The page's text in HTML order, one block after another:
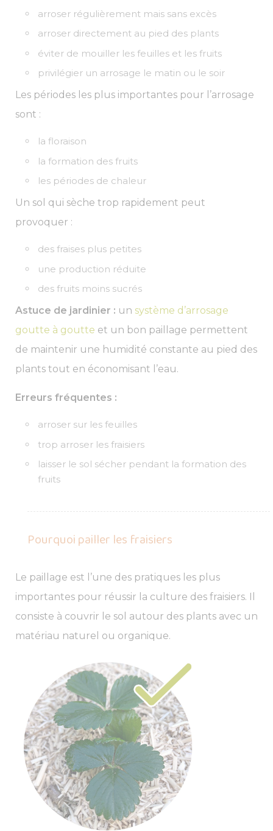
arroser régulièrement mais sans excès
arroser directement au pied des plants
éviter de mouiller les feuilles et les fruits
privilégier un arrosage le matin ou le soir
Les périodes les plus importantes pour l’arrosage
sont :
la floraison
la formation des fruits
les périodes de chaleur
Un sol qui sèche trop rapidement peut
provoquer :
des fraises plus petites
une production réduite
des fruits moins sucrés
Astuce de jardinier : un système d’arrosage
goutte à goutte et un bon paillage permettent
de maintenir une humidité constante au pied des
plants tout en économisant l’eau.
Erreurs fréquentes :
arroser sur les feuilles
trop arroser les fraisiers
laisser le sol sécher pendant la formation des
fruits
Pourquoi pailler les fraisiers
Le paillage est l’une des pratiques les plus
importantes pour réussir la culture des fraisiers. Il
consiste à couvrir le sol autour des plants avec un
matériau naturel ou organique.